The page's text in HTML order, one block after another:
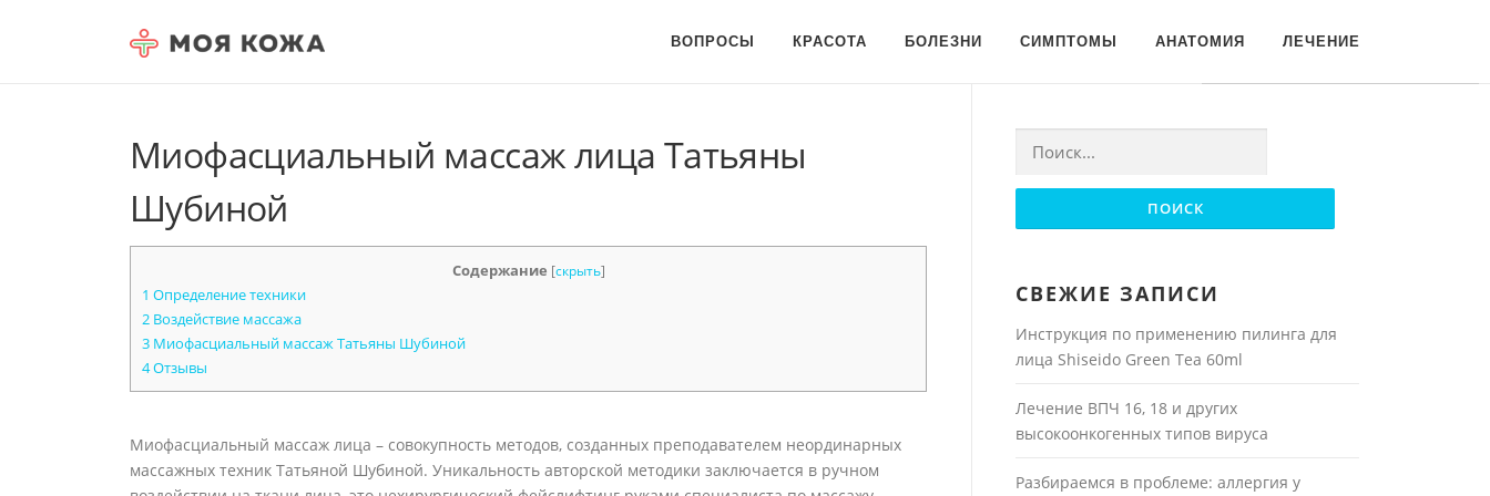
ВОПРОСЫ КРАСОТА БОЛЕЗНИ СИМПТОМЫ АНАТОМИЯ ЛЕЧЕНИЕ
Миофасциальный массаж лица Татьяны
Шубиной
Содержание [скрыть]
1 Определение техники
2 Воздействие массажа
3 Миофасциальный массаж Татьяны Шубиной
4Отзывы
Миофасциальный массаж лица – совокупность методов, созданных преподавателем неординарных
массажных техник Татьяной Шубиной. Уникальность авторской методики заключается в ручном
Найти:
СВЕЖИЕ ЗАПИСИ
Инструкция по применению пилинга для
лица Shiseido Green Tea 60ml
Лечение ВПЧ 16, 18 и других
высокоонкогенных типов вируса
Разбираемся в проблеме: аллергия у
Для любых предложений по